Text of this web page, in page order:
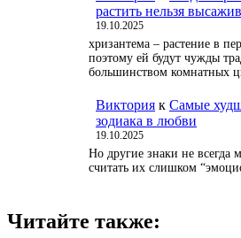
растить нельзя
19.10.2025
хризантема – растение в
поэтому ей будут чужды
большинством комнатных
Виктория к Самые
зодиака в любви
19.10.2025
Но другие знаки не всегда
считать их слишком
Читайте также: